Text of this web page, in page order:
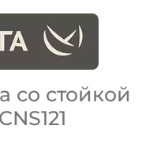
со стойкой